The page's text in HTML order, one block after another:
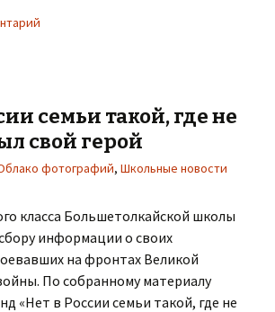
семьи такой, где не
свой герой
фотографий, Школьные новости
класса Большетолкайской школы
информации о своих
на фронтах Великой
По собранному материалу
«Нет в России семьи такой, где не